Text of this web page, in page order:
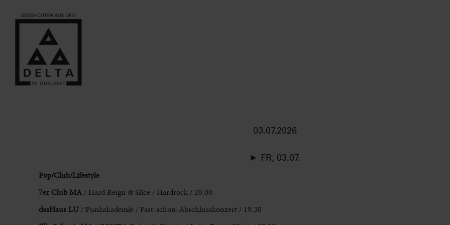
03.07.2026
► FR, 03.07.
Pop/Club/Lifestyle
7er Club MA / Hard Reign & Slice / Hardrock / 20.00
dasHaus LU / Punkakademie / Fast-schon-Abschlusskonzert / 19.30